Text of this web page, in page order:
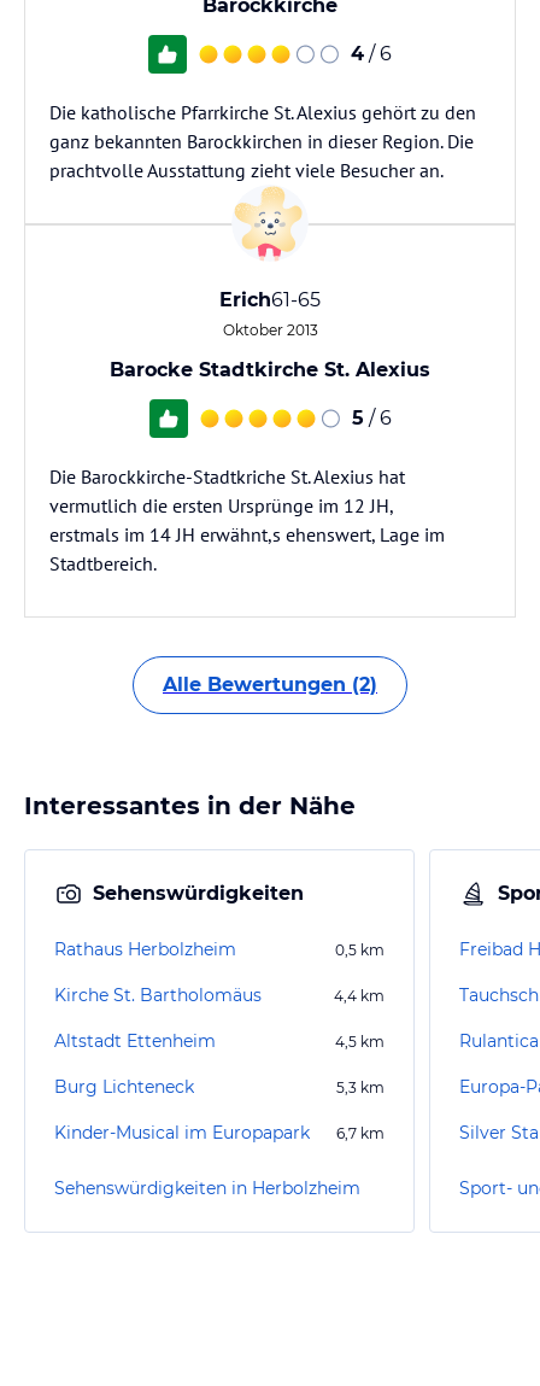
Barockkirche
4 / 6
Die katholische Pfarrkirche St. Alexius gehört zu den
ganz bekannten Barockkirchen in dieser Region. Die
prachtvolle Ausstattung zieht viele Besucher an.
Erich61-65
Oktober 2013
Barocke Stadtkirche St. Alexius
5 / 6
Die Barockkirche-Stadtkriche St. Alexius hat
vermutlich die ersten Ursprünge im 12 JH,
erstmals im 14 JH erwähnt,s ehenswert, Lage im
Stadtbereich.
Alle Bewertungen (2)
Interessantes in der Nähe
Sehenswürdigkeiten
Rathaus Herbolzheim 0,5 km
Kirche St. Bartholomäus 4,4 km
Altstadt Ettenheim 4,5 km
Burg Lichteneck 5,3 km
Kinder-Musical im Europapark 6,7 km
Sehenswürdigkeiten in Herbolzheim
Freibad
Europa-
Silver